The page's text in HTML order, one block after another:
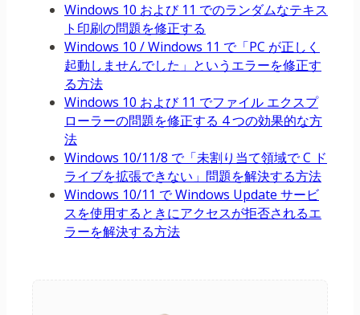
Windows 10 および 11 でのランダムなテキス
ト印刷の問題を修正する
Windows 10 / Windows 11 で「PC が正しく
起動しませんでした」というエラーを修正す
る方法
Windows 10 および 11 でファイル エクスプ
ローラーの問題を修正する 4 つの効果的な方
法
Windows 10/11/8 で「未割り当て領域で C ド
ライブを拡張できない」問題を解決する方法
Windows 10/11 で Windows Update サービ
スを使用するときにアクセスが拒否されるエ
ラーを解決する方法